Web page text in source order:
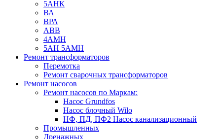
5АНК
ВА
ВРА
ABB
4АМН
5АН 5АМН
Ремонт трансформаторов
Перемотка
Ремонт сварочных трансформаторов
Ремонт насосов
Ремонт насосов по Маркам:
Насос Grundfos
Насос блочный Wilo
НФ, ПД, ПФ2 Насос канализационный
Промышленных
Дренажных